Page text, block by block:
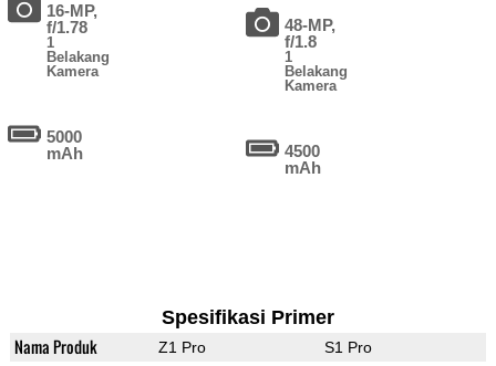
16-MP,
f/1.78
1
Belakang
Kamera
5000
mAh
48-MP,
f/1.8
1
Belakang
Kamera
4500
mAh
Spesifikasi Primer
Nama Produk Z1 Pro S1 Pro